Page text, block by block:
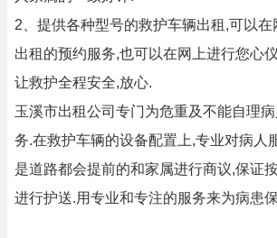
2、提供各种型号的救护车辆出租,可以
出租的预约服务,也可以在网上进行您心
让救护全程安全,放心.
玉溪市出租公司专门为危重及不能自理
务.在救护车辆的设备配置上,专业对病人
是道路都会提前的和家属进行商议,保证
进行护送.用专业和专注的服务来为病患